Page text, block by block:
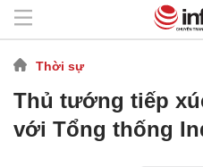
Thời sự
Thủ tướng tiếp
với Tổng thống